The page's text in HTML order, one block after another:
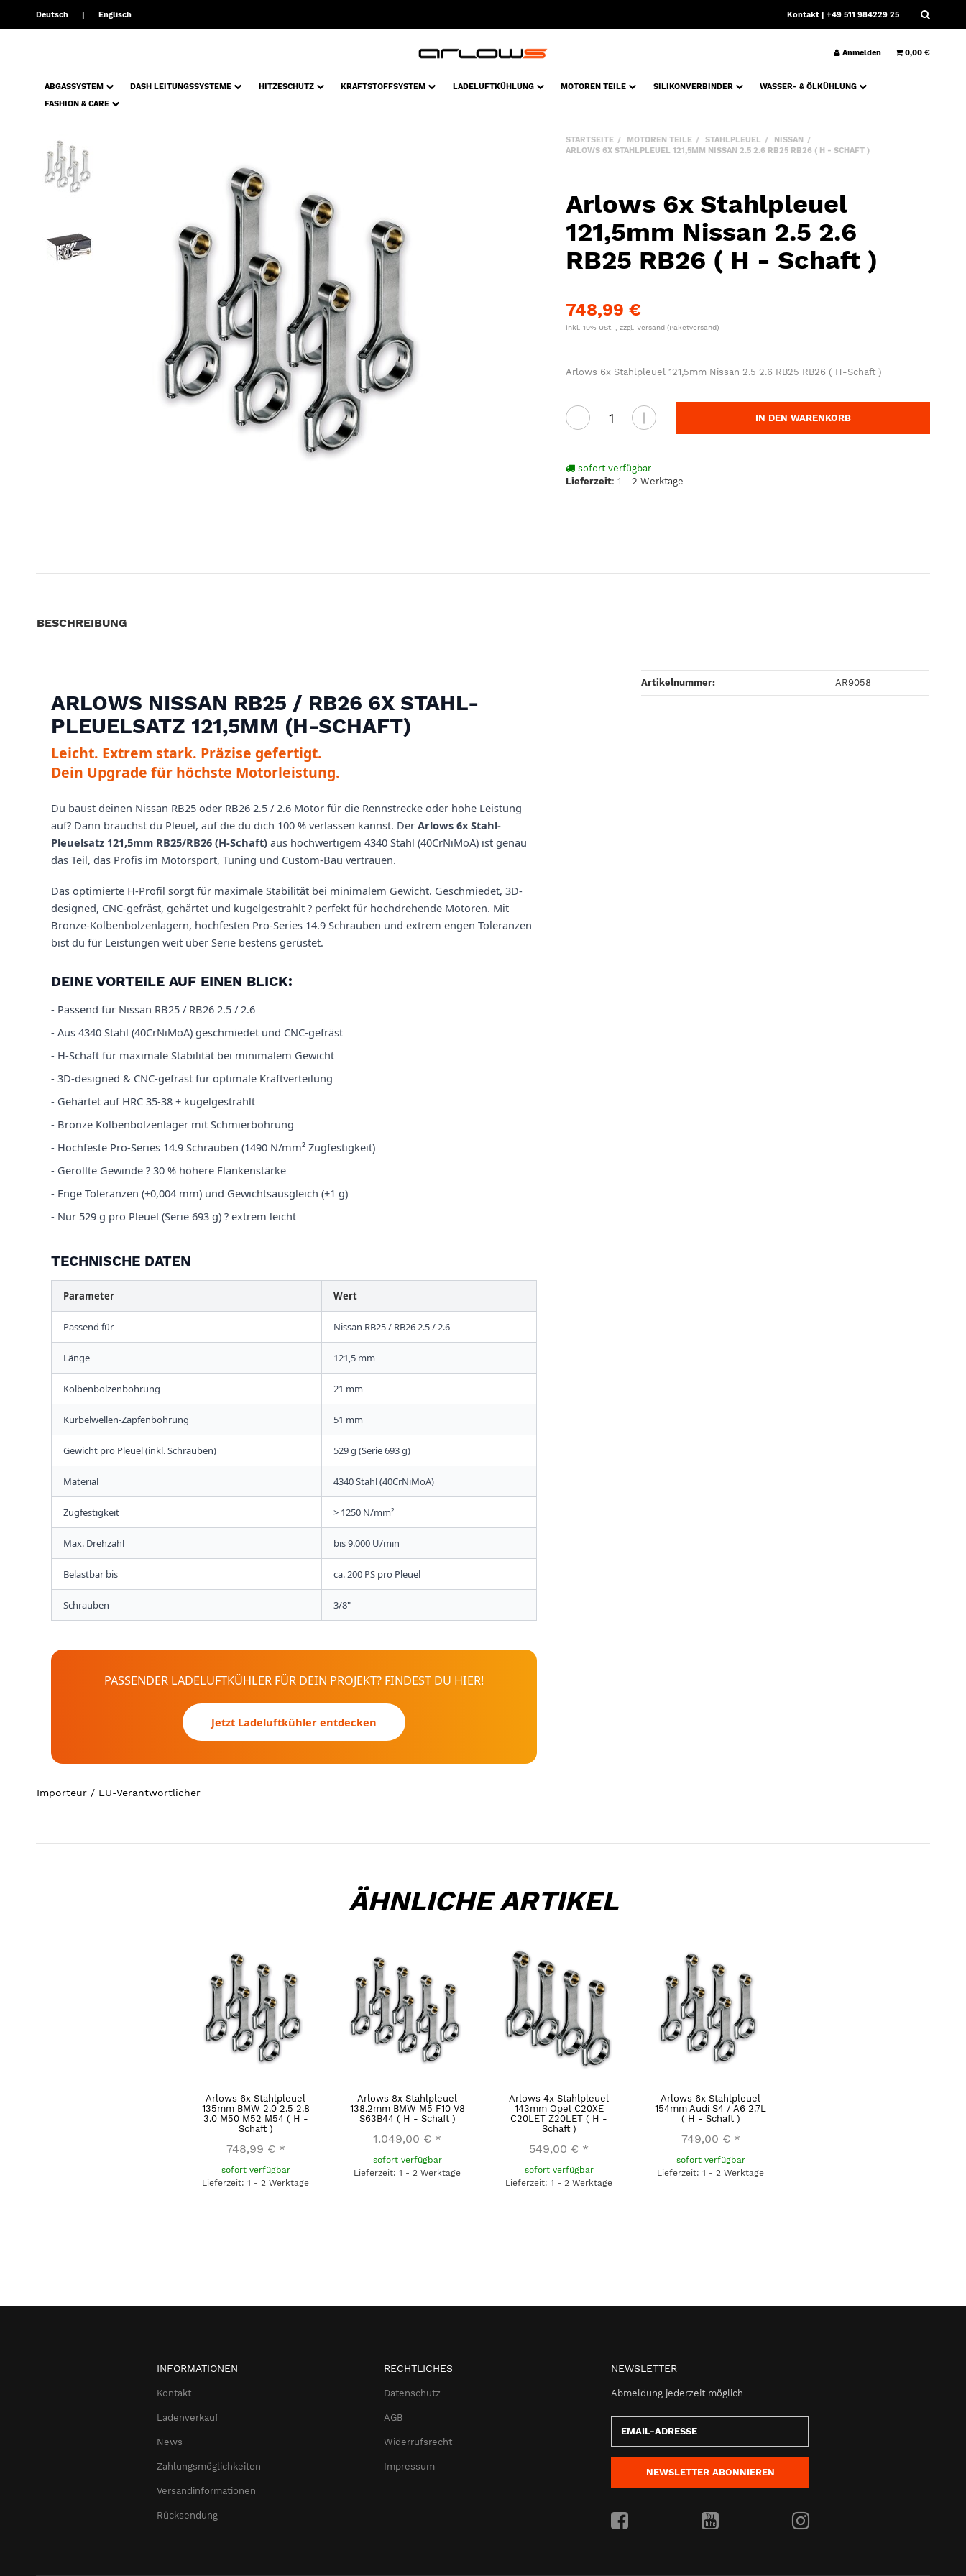
Deutsch Englisch Kontakt | +49 511 984229 25
Anmelden 0,00 €
ABGASSYSTEM DASH LEITUNGSSYSTEME HITZESCHUTZ KRAFTSTOFFSYSTEM LADELUFTKÜHLUNG MOTOREN TEILE SILIKONVERBINDER
WASSER- & ÖLKÜHLUNG
FASHION & CARE
STARTSEITE MOTOREN TEILE STAHLPLEUEL
NISSAN
ARLOWS 6X STAHLPLEUEL 121,5MM NISSAN 2.5 2.6 RB25 RB26 ( H - SCHAFT )
Arlows 6x Stahlpleuel
121,5mm Nissan 2.5 2.6
RB25 RB26 ( H - Schaft )
748,99 €
inkl. 19% USt. , zzgl.Versand(Paketversand)
Arlows 6x Stahlpleuel 121,5mm Nissan 2.5 2.6 RB25 RB26 ( H-Schaft )
IN DEN WARENKORB
sofort verfügbar
Lieferzeit:1 - 2 Werktage
BESCHREIBUNG
ARLOWS NISSAN RB25 / RB26 6X STAHL-
PLEUELSATZ 121,5MM (H-SCHAFT)
Leicht. Extrem stark. Präzise gefertigt.
Dein Upgrade für höchste Motorleistung.
Du baust deinen Nissan RB25 oder RB26 2.5 / 2.6 Motor für die Rennstrecke oder hohe Leistung
auf? Dann brauchst du Pleuel, auf die du dich 100 % verlassen kannst. Der Arlows 6x Stahl-
Pleuelsatz 121,5mm RB25/RB26 (H-Schaft) aus hochwertigem 4340 Stahl (40CrNiMoA) ist genau
das Teil, das Profis im Motorsport, Tuning und Custom-Bau vertrauen.
Das optimierte H-Profil sorgt für maximale Stabilität bei minimalem Gewicht. Geschmiedet, 3D-
designed, CNC-gefräst, gehärtet und kugelgestrahlt ? perfekt für hochdrehende Motoren. Mit
Bronze-Kolbenbolzenlagern, hochfesten Pro-Series 14.9 Schrauben und extrem engen Toleranzen
bist du für Leistungen weit über Serie bestens gerüstet.
DEINE VORTEILE AUF EINEN BLICK:
- Passend für Nissan RB25 / RB26 2.5 / 2.6
- Aus 4340 Stahl (40CrNiMoA) geschmiedet und CNC-gefräst
- H-Schaft für maximale Stabilität bei minimalem Gewicht
- 3D-designed & CNC-gefräst für optimale Kraftverteilung
- Gehärtet auf HRC 35-38 + kugelgestrahlt
- Bronze Kolbenbolzenlager mit Schmierbohrung
- Hochfeste Pro-Series 14.9 Schrauben (1490 N/mm² Zugfestigkeit)
- Gerollte Gewinde ? 30 % höhere Flankenstärke
- Enge Toleranzen (±0,004 mm) und Gewichtsausgleich (±1 g)
- Nur 529 g pro Pleuel (Serie 693 g) ? extrem leicht
TECHNISCHE DATEN
Parameter Wert
Passend für Nissan RB25 / RB26 2.5 / 2.6
Länge 121,5 mm
Kolbenbolzenbohrung 21 mm
Kurbelwellen-Zapfenbohrung 51 mm
Gewicht pro Pleuel (inkl. Schrauben) 529 g (Serie 693 g)
Material 4340 Stahl (40CrNiMoA)
Zugfestigkeit > 1250 N/mm²
Max. Drehzahl bis 9.000 U/min
Belastbar bis ca. 200 PS pro Pleuel
Schrauben 3/8"
PASSENDER LADELUFTKÜHLER FÜR DEIN PROJEKT? FINDEST DU HIER!
Jetzt Ladeluftkühler entdecken
Artikelnummer: AR9058
Importeur / EU-Verantwortlicher
ÄHNLICHE ARTIKEL
Arlows 6x Stahlpleuel
135mm BMW 2.0 2.5 2.8
3.0 M50 M52 M54 ( H -
Schaft )
748,99 € *
sofort verfügbar
Lieferzeit: 1 - 2 Werktage
Arlows 8x Stahlpleuel
138.2mm BMW M5 F10 V8
S63B44 ( H - Schaft )
1.049,00 € *
sofort verfügbar
Lieferzeit: 1 - 2 Werktage
Arlows 4x Stahlpleuel
143mm Opel C20XE
C20LET Z20LET ( H -
Schaft )
549,00 € *
sofort verfügbar
Lieferzeit: 1 - 2 Werktage
Arlows 6x Stahlpleuel
154mm Audi S4 / A6 2.7L
( H - Schaft )
749,00 € *
sofort verfügbar
Lieferzeit: 1 - 2 Werktage
INFORMATIONEN
Kontakt
Ladenverkauf
News
Zahlungsmöglichkeiten
Versandinformationen
Rücksendung
RECHTLICHES
Datenschutz
AGB
Widerrufsrecht
Impressum
NEWSLETTER
Abmeldung jederzeit möglich
Email-
Adresse
NEWSLETTER ABONNIEREN